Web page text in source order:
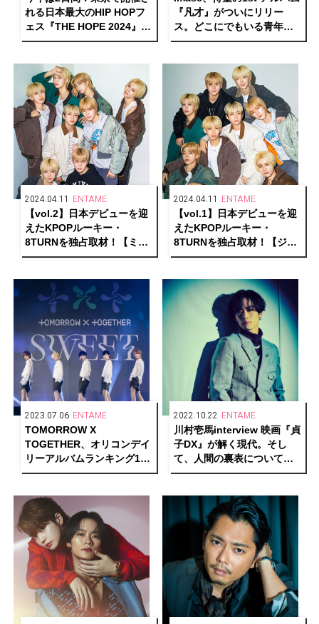
れる日本最大のHIP HOPフ
ェス『THE HOPE 2024』ア
ーティストラインナップ第
『凡才』がついにリリー
ス。どこにでもいる青年だ
った彼の“凡才なりの戦い
2024.04.11 ENTAME
【vol.2】日本デビューを迎
えたKPOPルーキー・
8TURNを独占取材！【ミョ
ンホ、ユンソン、ユンギ
2024.04.11 ENTAME
【vol.1】日本デビューを迎
えたKPOPルーキー・
8TURNを独占取材！【ジェ
ユン、ミノ、ヘミン、ギョ
2023.07.06 ENTAME
TOMORROW X
TOGETHER、オリコンデイ
リーアルバムランキング1
位・日本2ndアルバム
ントを開催！
2022.10.22 ENTAME
川村壱馬interview 映画『貞
子DX』が解く現代。そし
て、人間の裏表について思
うこと